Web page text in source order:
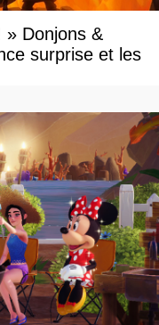
» Donjons &
surprise et les